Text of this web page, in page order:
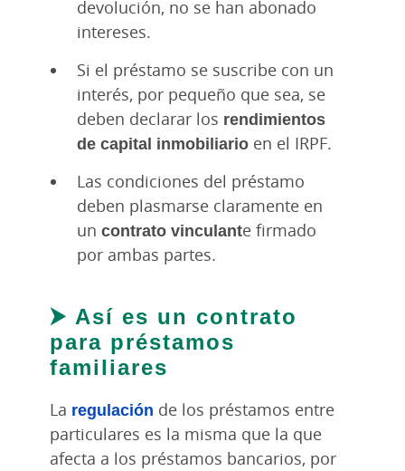
devolución, no se han abonado
intereses.
Si el préstamo se suscribe con un
interés, por pequeño que sea, se
deben declarar los rendimientos
de capital inmobiliario en el IRPF.
Las condiciones del préstamo
deben plasmarse claramente en
un contrato vinculante firmado
por ambas partes.
⮞ Así es un contrato
para préstamos
familiares
La regulación de los préstamos entre
particulares es la misma que la que
afecta a los préstamos bancarios, por